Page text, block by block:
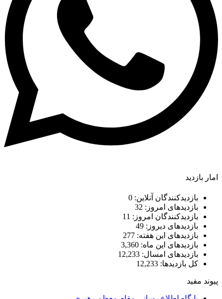
آنلاین:0
امروز:32
امروز:11
دیروز:49
این هفته:277
این ماه:3,360
امسال:12,233
12,233